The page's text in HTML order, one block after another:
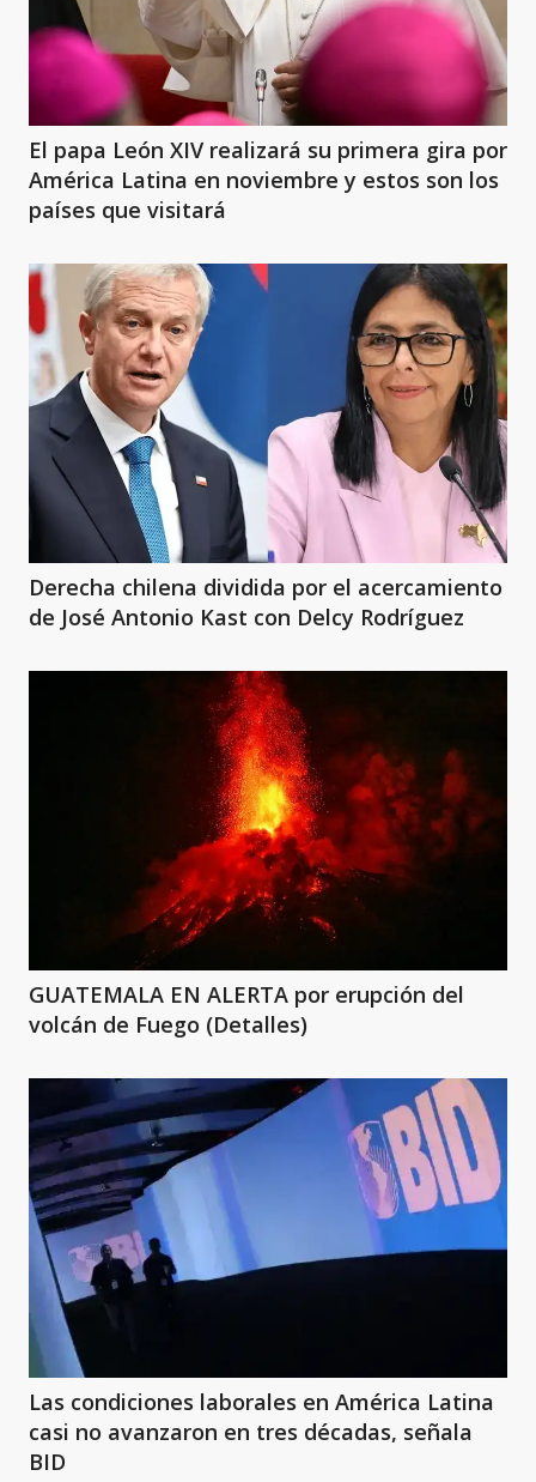
El papa León XIV realizará su primera gira por
América Latina en noviembre y estos son los
países que visitará
Derecha chilena dividida por el acercamiento
de José Antonio Kast con Delcy Rodríguez
GUATEMALA EN ALERTA por erupción del
volcán de Fuego (Detalles)
Las condiciones laborales en América Latina
casi no avanzaron en tres décadas, señala
BID